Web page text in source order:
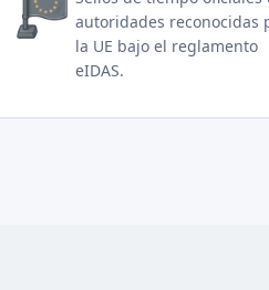
autoridades reconocidas
la UE bajo el reglamento
eIDAS.